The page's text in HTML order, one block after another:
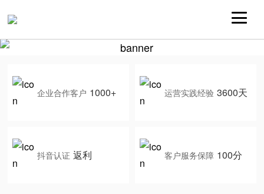
企业合作客户 1000+ 运营实践经验 3600天
抖音认证 返利 客户服务保障 100分